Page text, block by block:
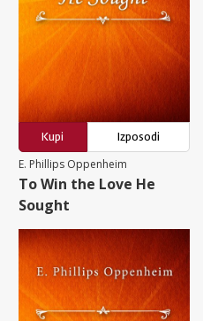
Kupi
Izposodi
E. Phillips Oppenheim
To Win the Love He
Sought